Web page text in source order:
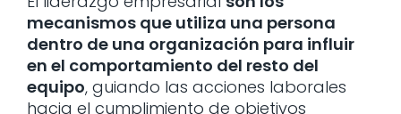
mecanismos que utiliza una persona
dentro de una organización para influir
en el comportamiento del resto del
equipo, guiando las acciones laborales
hacia el cumplimiento de objetivos